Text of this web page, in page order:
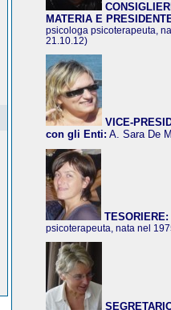
MATERIA E
psicologa psicoterapeuta,
21.10.12)
VICE-
con gli Enti: A. Sara De
TESORIERE:
psicoterapeuta, nata nel